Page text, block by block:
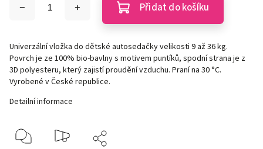
Přidat do košíku
Univerzální vložka do dětské autosedačky velikosti 9 až 36 kg.
Povrch je ze 100% bio-bavlny s motivem puntíků, spodní strana je z
3D polyesteru, který zajistí proudění vzduchu. Praní na 30 °C.
Vyrobené v České republice.
Detailní informace